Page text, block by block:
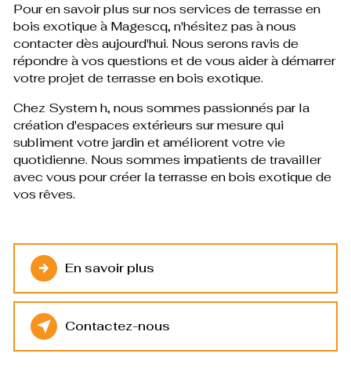
Pour en savoir plus sur nos services de terrasse en
bois exotique à Magescq, n'hésitez pas à nous
contacter dès aujourd'hui. Nous serons ravis de
répondre à vos questions et de vous aider à démarrer
votre projet de terrasse en bois exotique.
Chez System h, nous sommes passionnés par la
création d'espaces extérieurs sur mesure qui
subliment votre jardin et améliorent votre vie
quotidienne. Nous sommes impatients de travailler
avec vous pour créer la terrasse en bois exotique de
vos rêves.
En savoir plus
Contactez-nous